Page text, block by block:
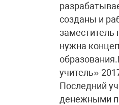
созданы и
заместитель
нужна
учитель»-
Последний
денежными